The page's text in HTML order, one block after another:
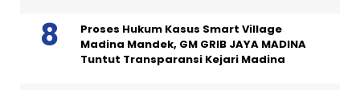
Proses Hukum Kasus Smart Village
Madina Mandek, GM GRIB JAYA MADINA
Tuntut Transparansi Kejari Madina